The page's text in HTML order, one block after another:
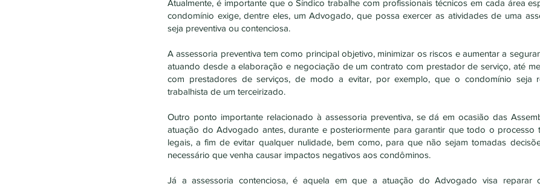
Atualmente, é importante que o Síndico trabalhe com profissionais técnicos em cada área
condomínio exige, dentre eles, um Advogado, que possa exercer as atividades de uma
seja preventiva ou contenciosa.
A assessoria preventiva tem como principal objetivo, minimizar os riscos e aumentar a
atuando desde a elaboração e negociação de um contrato com prestador de serviço, até
com prestadores de serviços, de modo a evitar, por exemplo, que o condomínio seja
trabalhista de um terceirizado.
Outro ponto importante relacionado à assessoria preventiva, se dá em ocasião das
atuação do Advogado antes, durante e posteriormente para garantir que todo o processo
legais, a fim de evitar qualquer nulidade, bem como, para que não sejam tomadas
necessário que venha causar impactos negativos aos condôminos.
Já a assessoria contenciosa, é aquela em que a atuação do Advogado visa reparar